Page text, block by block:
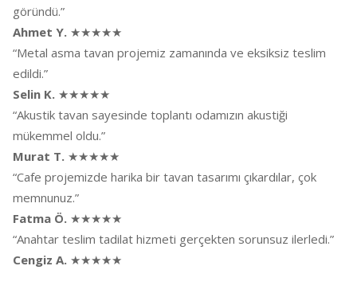
göründü.”
Ahmet Y. ★★★★★
“Metal asma tavan projemiz zamanında ve eksiksiz teslim
edildi.”
Selin K. ★★★★★
“Akustik tavan sayesinde toplantı odamızın akustiği
mükemmel oldu.”
Murat T. ★★★★★
“Cafe projemizde harika bir tavan tasarımı çıkardılar, çok
memnunuz.”
Fatma Ö. ★★★★★
“Anahtar teslim tadilat hizmeti gerçekten sorunsuz ilerledi.”
Cengiz A. ★★★★★